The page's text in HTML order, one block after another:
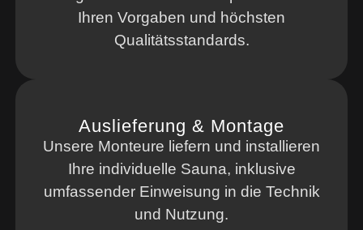
Ihren Vorgaben und höchsten
Qualitätsstandards.
Auslieferung & Montage
Unsere Monteure liefern und installieren
Ihre individuelle Sauna, inklusive
umfassender Einweisung in die Technik
und Nutzung.